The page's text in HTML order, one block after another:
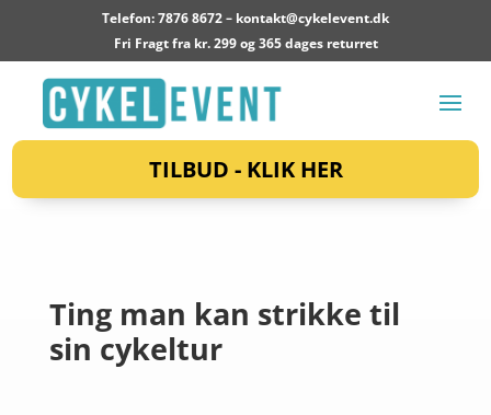
Telefon: 7876 8672 – kontakt@cykelevent.dk
Fri Fragt fra kr. 299 og 365 dages returret
TILBUD - KLIK HER
Ting man kan strikke til
sin cykeltur